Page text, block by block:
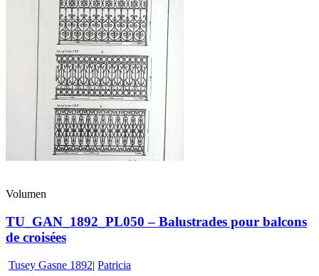
Volumen
TU_GAN_1892_PL050 – Balustrades pour balcons
de croisées
Tusey Gasne 1892| Patricia